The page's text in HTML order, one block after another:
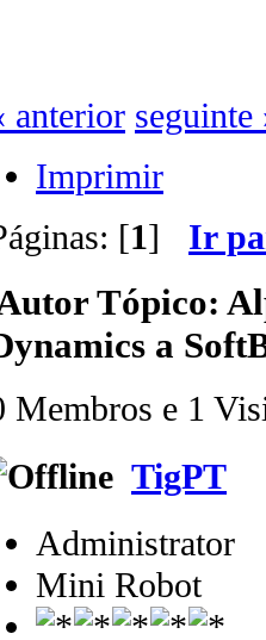
anterior seguinte
Imprimir
[1] Ir
Tópico:
a
Membros e 1
TigPT
Administrator
Mini Robot